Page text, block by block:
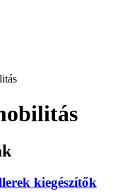
kiegészítők